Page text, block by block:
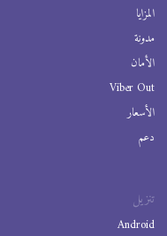
المزايا
مدونة
الأمان
Viber Out
الأسعار
دعم
تنزيل
Android